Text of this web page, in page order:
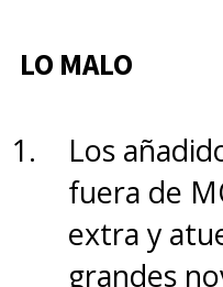
LO MALO
Los
fuera de
extra y
grandes